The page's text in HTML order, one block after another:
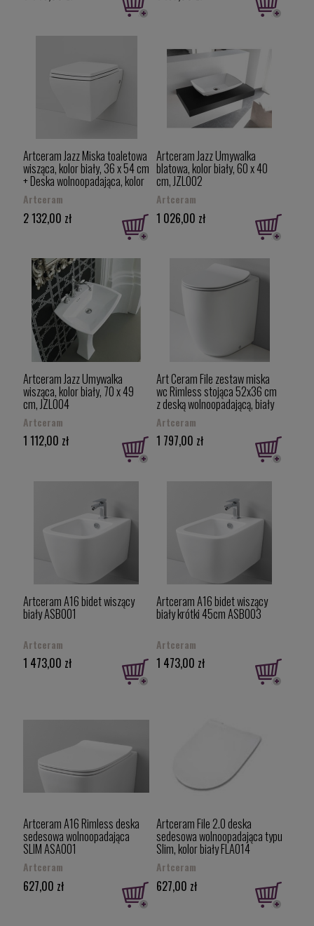
Artceram Jazz Miska toaletowa
wisząca, kolor biały, 36 x 54 cm
+ Deska wolnoopadająca, kolor
biały JZV001+JZA006
Artceram
2 132,00 zł
Artceram Jazz Umywalka
blatowa, kolor biały, 60 x 40
cm, JZL002
Artceram
1 026,00 zł
Artceram Jazz Umywalka
wisząca, kolor biały, 70 x 49
cm, JZL004
Artceram
1 112,00 zł
Art Ceram File zestaw miska
wc Rimless stojąca 52x36 cm
z deską wolnoopadającą, biały
FLV005+FLA014
Artceram
1 797,00 zł
Artceram A16 bidet wiszący
biały ASB001
Artceram
1 473,00 zł
Artceram A16 bidet wiszący
biały krótki 45cm ASB003
Artceram
1 473,00 zł
Artceram A16 Rimless deska
sedesowa wolnoopadająca
SLIM ASA001
Artceram
627,00 zł
Artceram File 2.0 deska
sedesowa wolnoopadająca typu
Slim, kolor biały FLA014
Artceram
627,00 zł